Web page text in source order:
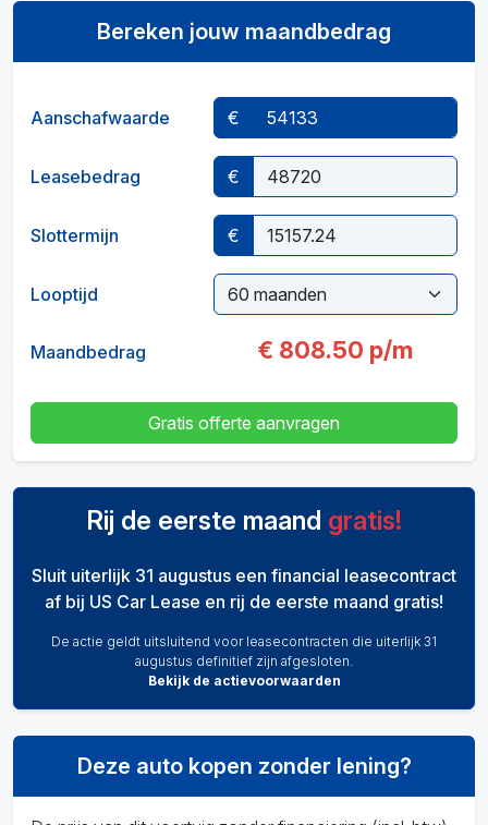
Bereken jouw maandbedrag
Aanschafwaarde €
Leasebedrag €
Slottermijn €
Looptijd
Maandbedrag € 808.50 p/m
Gratis offerte aanvragen
Rij de eerste maand gratis!
Sluit uiterlijk 31 augustus een financial leasecontract
af bij US Car Lease en rij de eerste maand gratis!
De actie geldt uitsluitend voor leasecontracten die uiterlijk 31
augustus definitief zijn afgesloten.
Bekijk de actievoorwaarden
Deze auto kopen zonder lening?